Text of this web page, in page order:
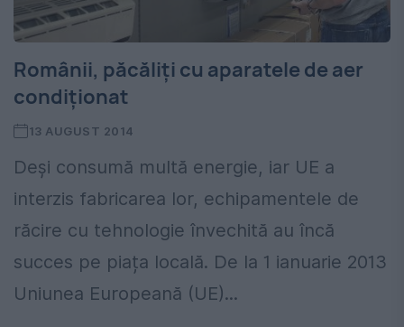
Românii, păcăliți cu aparatele de aer
condiționat
13 AUGUST 2014
Deși consumă multă energie, iar UE a
interzis fabricarea lor, echipamentele de
răcire cu tehnologie învechită au încă
succes pe piața locală. De la 1 ianuarie 2013
Uniunea Europeană (UE)...